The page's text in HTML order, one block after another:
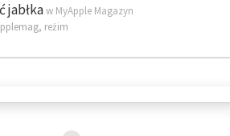
jabłkaw MyApple Magazyn
, reżim